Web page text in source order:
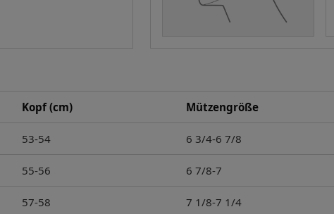
Kopf (cm) Mützengröße
53-54 6 3/4-6 7/8
55-56 6 7/8-7
57-58 7 1/8-7 1/4